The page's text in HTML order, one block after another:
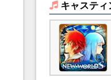
キャスティ